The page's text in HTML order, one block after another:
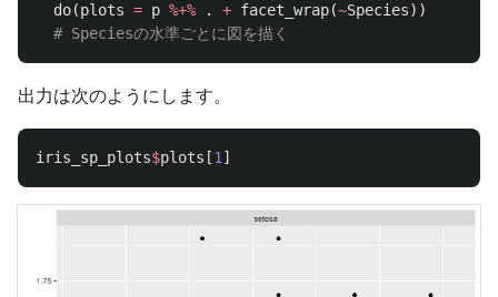
do(plots = p %+% . + facet_wrap(~Species))
# Speciesの水準ごとに図を描く
出力は次のようにします。
iris_sp_plots$plots [1 ]